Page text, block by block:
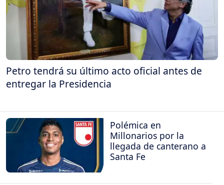
Petro tendrá su último acto oficial antes de
entregar la Presidencia
Polémica en
Millonarios por la
llegada de canterano a
Santa Fe